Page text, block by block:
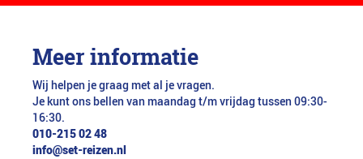
Meer informatie
Wij helpen je graag met al je vragen.
Je kunt ons bellen van maandag t/m vrijdag tussen 09:30-
16:30.
010-215 02 48
info@set-reizen.nl